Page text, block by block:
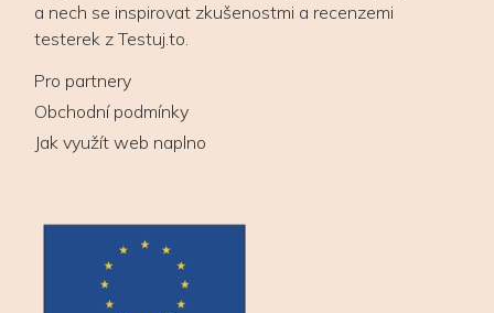
a nech se inspirovat zkušenostmi a recenzemi
testerek z Testuj.to.
Pro partnery
Obchodní podmínky
Jak využít web naplno